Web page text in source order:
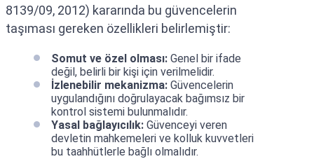
8139/09, 2012) kararında bu güvencelerin
taşıması gereken özellikleri belirlemiştir:
Somut ve özel olması: Genel bir ifade
değil, belirli bir kişi için verilmelidir.
İzlenebilir mekanizma: Güvencelerin
uygulandığını doğrulayacak bağımsız bir
kontrol sistemi bulunmalıdır.
Yasal bağlayıcılık: Güvenceyi veren
devletin mahkemeleri ve kolluk kuvvetleri
bu taahhütlerle bağlı olmalıdır.